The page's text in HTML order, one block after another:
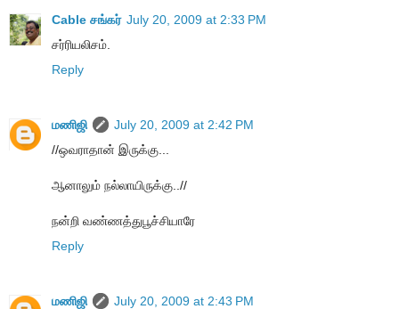
Cable சங்கர் July 20, 2009 at 2:33 PM
சர்ரியலிசம்.
Reply
மணிஜி
July 20, 2009 at 2:42 PM
//ஒவராதான் இருக்கு...
ஆனாலும் நல்லாயிருக்கு..//
நன்றி வண்ணத்துபூச்சியாரே
Reply
மணிஜி
July 20, 2009 at 2:43 PM